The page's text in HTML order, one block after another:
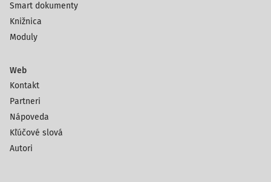
Smart dokumenty
Knižnica
Moduly
Web
Kontakt
Partneri
Nápoveda
Kľúčové slová
Autori